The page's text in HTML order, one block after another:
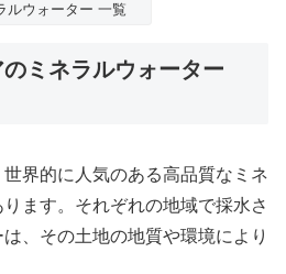
ルウォーター 一覧
ミネラルウォーター
界的に人気のある高品質なミネ
ます。それぞれの地域で採水さ
、その土地の地質や環境により